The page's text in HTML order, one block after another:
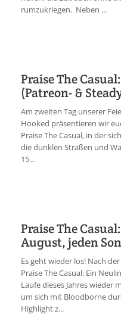
rumzukriegen. Neben ...
Praise The
(Patreon- &
Am zweiten Tag unserer
Hooked präsentieren wir
Praise The Casual, in der
die dunklen Straßen und
15...
Praise The
August, jeden
Es geht wieder los! Nach
Praise The Casual: Ein
Laufe dieses Jahres wieder
um sich mit Bloodborne
Highlight z...